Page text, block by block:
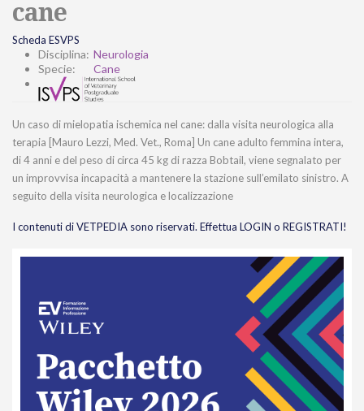
cane
Scheda ESVPS
Disciplina: Neurologia
Specie:
Cane
Un caso di mielopatia ischemica nel cane: dalla visita neurologica alla
terapia [Mauro Lezzi, Med. Vet., Roma] Un cane adulto femmina intera,
di 4 anni e del peso di circa 45 kg di razza Bobtail, viene segnalato per
un improvvisa incapacità a mantenere la stazione sull’emilato sinistro. A
seguito della visita neurologica e localizzazione
I contenuti di VETPEDIA sono riservati. Effettua LOGIN o REGISTRATI!